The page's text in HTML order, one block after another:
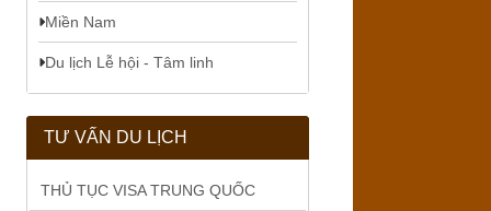
Miền Nam
Du lịch Lễ hội - Tâm linh
TƯ VẤN DU LỊCH
THỦ TỤC VISA TRUNG QUỐC